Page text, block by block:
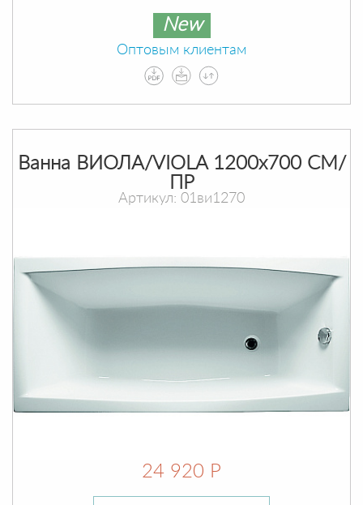
New
Оптовым клиентам
Ванна ВИОЛА/VIOLA 1200х700 СМ/
ПР
Артикул: 01ви1270
24 920 Р